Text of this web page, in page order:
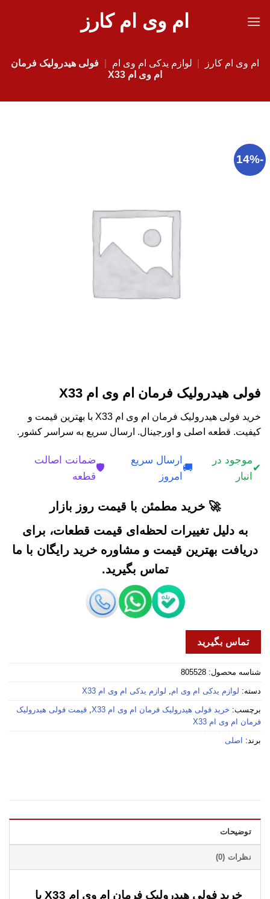
ام وی ام کارز
ام وی ام کارز لوازم یدکی ام وی ام
فولی هیدرولیک فرمان
ام وی ام X33
-14%
فولی هیدرولیک فرمان ام وی ام X33
خرید فولی هیدرولیک فرمان ام وی ام X33 با بهترین قیمت و
کیفیت. قطعه اصلی و اورجینال. ارسال سریع به سراسر کشور.
✔
موجود در
انبار
🚚
ارسال سریع
امروز
🛡️
ضمانت اصالت
قطعه
🚀 خرید مطمئن با قیمت روز بازار
به دلیل تغییرات لحظه‌ای قیمت قطعات، برای
دریافت بهترین قیمت و مشاوره خرید رایگان با ما
تماس بگیرید.
تماس بگیرید
شناسه محصول: 805528
دسته: لوازم یدکی ام وی ام, لوازم یدکی ام وی ام X33
برچسب: خرید فولی هیدرولیک فرمان ام وی ام X33 , قیمت فولی هیدرولیک
فرمان ام وی ام X33
برند: اصلی
توضیحات
نظرات (0)
خرید فولی هیدرولیک فرمان ام وی ام X33 با